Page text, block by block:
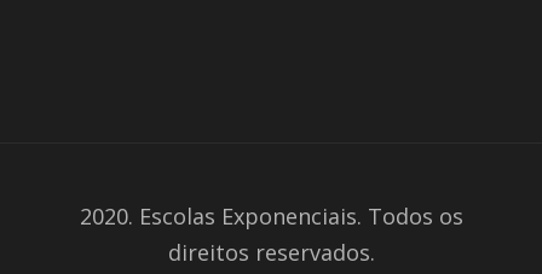
2020. Escolas Exponenciais. Todos os
direitos reservados.